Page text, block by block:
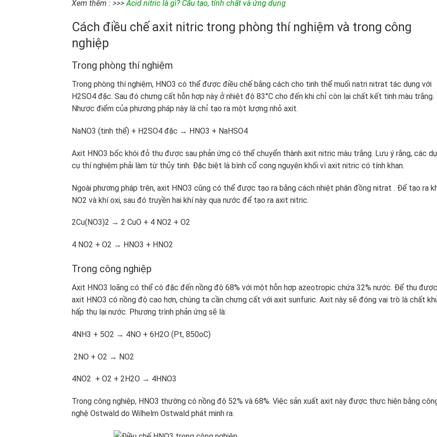
Xem thêm : >>> Acid nitric là gì? Cấu tạo, tính chất và ứng dụng
Cách điều chế axit nitric trong phòng thí nghiệm và trong công
nghiệp
Trong phòng thí nghiệm
Trong phòng thí nghiệm, HNO3 có thể được điều chế bằng cách cho tinh thể muối natri nitrat tác dụng với
H2SO4 đặc. Sau đó chưng cất hỗn hợp này ở nhiệt độ 83°C cho đến khi chỉ còn lại chất kết tinh màu trắng.
Nhược điểm của phương pháp này là chỉ tạo ra một lượng nhỏ axit.
NaNO3 (tinh thể) + H2SO4 đặc → HNO3 + NaHSO4
Axit HNO3 bốc khói đỏ thu được sau phản ứng có thể chuyển thành axit nitric màu trắng. Lưu ý rằng, các
cụ thí nghiệm phải làm từ thủy tinh. Đặc biệt là bình cổ cong nguyên khối vì axit nitric có tính khan.
Ngoài phương pháp trên, axit HNO3 cũng có thể được tạo ra bằng cách nhiệt phân đồng nitrat . Để tạo ra
NO2 và khí oxi, sau đó truyền hai khí này qua nước để tạo ra axit nitric.
2Cu(NO3)2 → 2 CuO + 4 NO2 + O2
4 NO2 + O2 → HNO3 + HNO2
Trong công nghiệp
Axit HNO3 loãng có thể cô đặc đến nồng độ 68% với một hỗn hợp azeotropic chứa 32% nước. Để thu được
axit HNO3 có nồng độ cao hơn, chúng ta cần chưng cất với axit sunfuric. Axit này sẽ đóng vai trò là chất
hấp thụ lại nước. Phương trình phản ứng sẽ là:
4NH3 + 5O2 → 4NO + 6H2O (Pt, 850oC)
2NO + O2 → NO2
4NO2 + O2 + 2H2O → 4HNO3
Trong công nghiệp, HNO3 thường có nồng độ 52% và 68%. Việc sản xuất axit này được thực hiện bằng
nghệ Ostwald do Wilhelm Ostwald phát minh ra.